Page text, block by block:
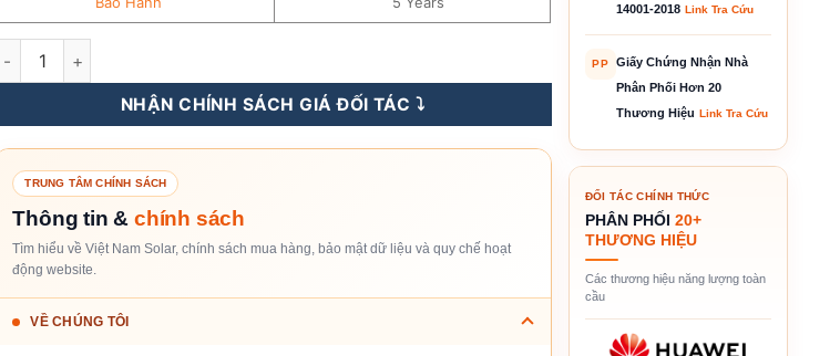
Inverter Goodwe 5-10KW – 3 pha – Biến Tần Lưu Trữ – Series ET PLUS+ số lượng
NHẬN CHÍNH SÁCH GIÁ ĐỐI TÁC ⤵️
TRUNG TÂM CHÍNH SÁCH
Thông tin & chính sách
Tìm hiểu về Việt Nam Solar, chính sách mua hàng, bảo mật dữ liệu và quy chế hoạt
động website.
VỀ CHÚNG TÔI
14001-2018 Link Tra Cứu
PP
Giấy Chứng Nhận Nhà
Phân Phối Hơn 20
Thương Hiệu Link Tra Cứu
ĐỐI TÁC CHÍNH THỨC
PHÂN PHỐI 20+
THƯƠNG HIỆU
Các thương hiệu năng lượng toàn
cầu